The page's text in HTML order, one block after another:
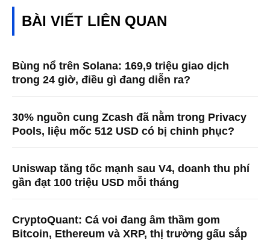
BÀI VIẾT LIÊN QUAN
Bùng nổ trên Solana: 169,9 triệu giao dịch
trong 24 giờ, điều gì đang diễn ra?
30% nguồn cung Zcash đã nằm trong Privacy
Pools, liệu mốc 512 USD có bị chinh phục?
Uniswap tăng tốc mạnh sau V4, doanh thu phí
gần đạt 100 triệu USD mỗi tháng
CryptoQuant: Cá voi đang âm thầm gom
Bitcoin, Ethereum và XRP, thị trường gấu sắp